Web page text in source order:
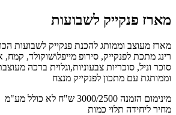
מארז פנקייק לשבועות
מארז מעוצב וממותג להכנת פנקייק לשבועות
רינג מתכת לפנקייק, סירופ מייפל\שוקולד,
סוכר וניל, סוכריות צבעוניות,וגלוית ברכה
וממותגת עם מתכון לפנקייק מנצח
מינימום הזמנה 3000/2500 ש"ח לא כולל מע"מ
מחיר ליחידה תלוי כמות